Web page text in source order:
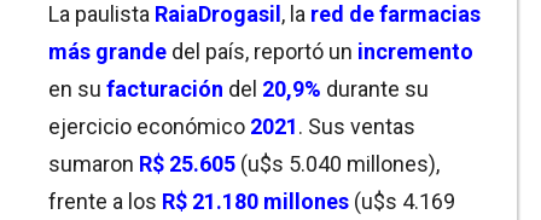
La paulista RaiaDrogasil , la red de farmacias
más grande del país, reportó un incremento
en su facturación del 20,9% durante su
ejercicio económico 2021. Sus ventas
sumaron R$ 25.605 (u$s 5.040 millones),
frente a los R$ 21.180 millones (u$s 4.169